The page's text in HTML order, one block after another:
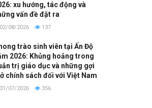
xu hướng, tác động và
vấn đề đặt ra
08/2026 137
trào sinh viên tại Ấn Độ
2026: Khủng hoảng trong
trị giáo dục và những gợi
chính sách đối với Việt Nam
07/2026 356